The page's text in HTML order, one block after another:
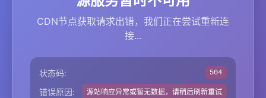
CDN节点获取请求出错，我们正在尝试重新连
接...
状态码: 504
错误原因: 源站响应异常或暂无数据，请稍后刷新重试